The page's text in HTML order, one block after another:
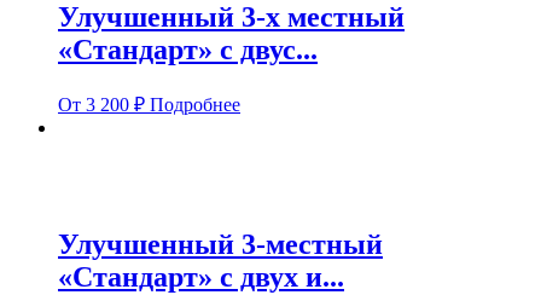
Улучшенный 3-х местный
«Стандарт» с двус...
От 3 200 ₽ Подробнее
Улучшенный 3-местный
«Стандарт» с двух и...